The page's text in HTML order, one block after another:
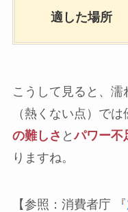
適した場所
こうして見ると、
（熱くない点）で
の難しさ とパワー不
りますね。
【参照：消費者庁 『